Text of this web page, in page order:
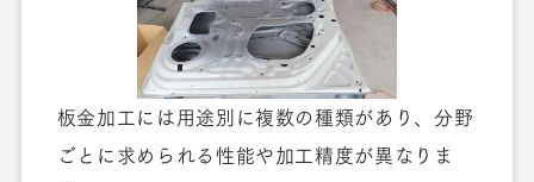
板金加工には用途別に複数の種類があり、分野
ごとに求められる性能や加工精度が異なりま